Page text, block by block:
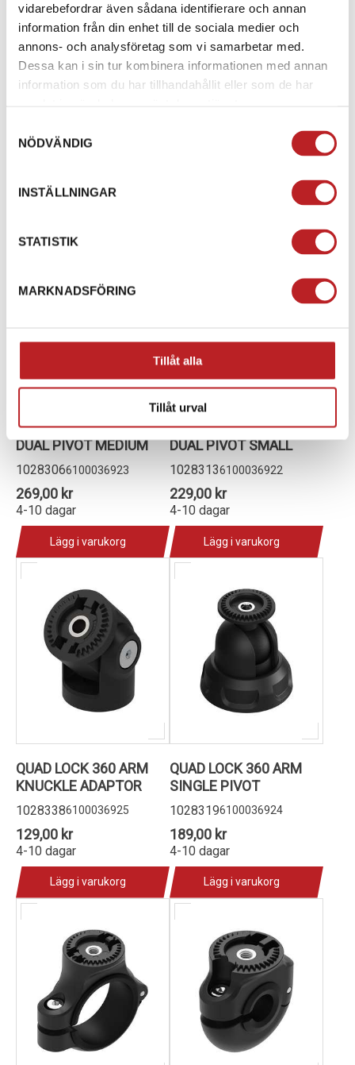
vidarebefordrar även sådana identifierare och annan
information från din enhet till de sociala medier och
annons- och analysföretag som vi samarbetar med.
Dessa kan i sin tur kombinera informationen med annan
information som du har tillhandahållit eller som de har
NÖDVÄNDIG
INSTÄLLNINGAR
STATISTIK
MARKNADSFÖRING
Tillåt alla
Tillåt urval
QUAD LOCK 18W
POWER ADAPTOR EU
249,00 kr
Lägg i varukorg
QUAD LOCK 360 10MM
SPACERS (TWIN PACK)
QUAD LOCK 360 ARM
DUAL PIVOT MEDIUM
10283066100036923
269,00 kr
4-10 dagar
Lägg i varukorg
QUAD LOCK 360 ARM
DUAL PIVOT SMALL
10283136100036922
229,00 kr
4-10 dagar
Lägg i varukorg
QUAD LOCK 360 ARM
KNUCKLE ADAPTOR
10283386100036925
129,00 kr
4-10 dagar
Lägg i varukorg
QUAD LOCK 360 ARM
SINGLE PIVOT
10283196100036924
189,00 kr
4-10 dagar
Lägg i varukorg